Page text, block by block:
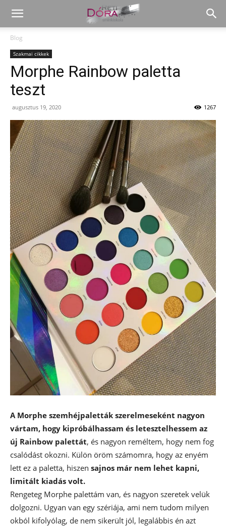
Blog
Szakmai cikkek
Morphe Rainbow paletta
teszt
augusztus 19, 2020 1267
A Morphe szemhéjpaletták szerelmeseként nagyon
vártam, hogy kipróbálhassam és letesztelhessem az
új Rainbow palettát, és nagyon reméltem, hogy nem fog
csalódást okozni. Külön öröm számomra, hogy az enyém
lett ez a paletta, hiszen sajnos már nem lehet kapni,
limitált kiadás volt.
Rengeteg Morphe palettám van, és nagyon szeretek velük
dolgozni. Ugyan van egy szériája, ami nem tudom milyen
okból kifolyólag, de nem sikerült jól, legalábbis én azt